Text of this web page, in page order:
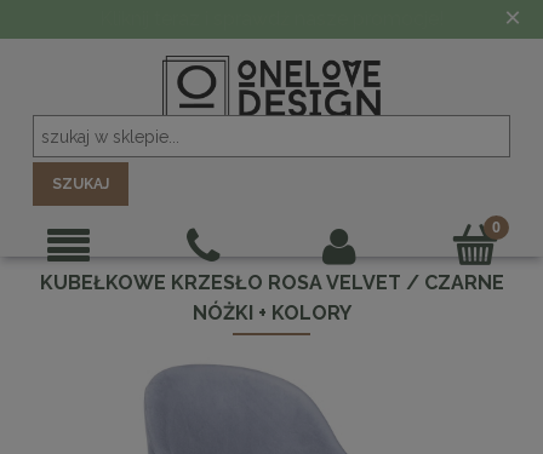
×
SZUKAJ
KUBEŁKOWE KRZESŁO ROSA VELVET / CZARNE
NÓŻKI + KOLORY